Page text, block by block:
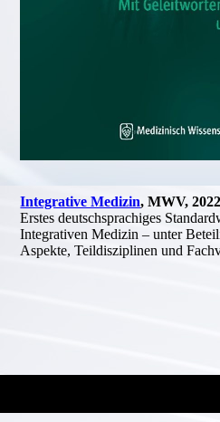
Integrative Medizin, MWV, 2022
Erstes deutschsprachiges
Integrativen Medizin – unter
Aspekte, Teildisziplinen und